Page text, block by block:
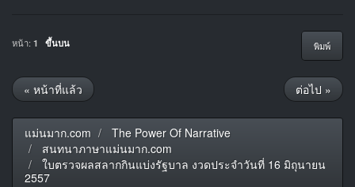
พิมพ์
หน้า: 1 ขึ้นบน
« หน้าที่แล้ว ต่อไป »
แม่นมาก.com
The Power Of Narrative
สนทนาภาษาแม่นมาก.com
ใบตรวจผลสลากกินแบ่งรัฐบาล งวดประจำวันที่ 16 มิถุนายน
2557